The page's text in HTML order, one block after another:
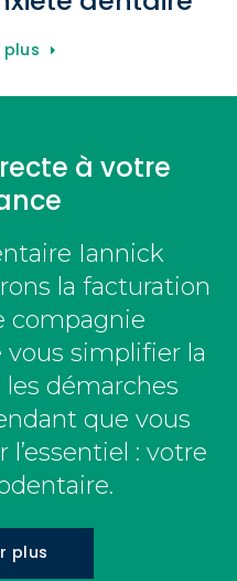
plus
à votre
Iannick
la facturation
compagnie
vous simplifier la
les démarches
que vous
: votre
plus